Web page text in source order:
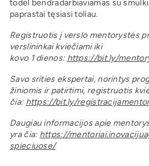
todėl bendradarbiaviamas su
paprastai tęsiasi toliau.
Registruotis į verslo mentorystės
verslininkai kviečiami iki
kovo 1dienos: https://bit.ly/
Savo srities ekspertai, norintys
žiniomis ir patirtimi, registruotis
čia: https://bit.ly/
Daugiau informacijos apie
yra čia: https://
spieciuose/